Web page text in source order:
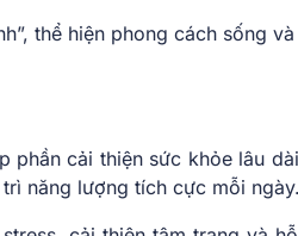
thể hiện phong cách sống
cải thiện sức khỏe lâu
năng lượng tích cực mỗi ngày.